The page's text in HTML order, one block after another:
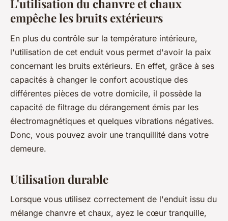
L'utilisation du chanvre et chaux
empêche les bruits extérieurs
En plus du contrôle sur la température intérieure,
l'utilisation de cet enduit vous permet d'avoir la paix
concernant les bruits extérieurs. En effet, grâce à ses
capacités à changer le confort acoustique des
différentes pièces de votre domicile, il possède la
capacité de filtrage du dérangement émis par les
électromagnétiques et quelques vibrations négatives.
Donc, vous pouvez avoir une tranquillité dans votre
demeure.
Utilisation durable
Lorsque vous utilisez correctement de l'enduit issu du
mélange chanvre et chaux, ayez le cœur tranquille,